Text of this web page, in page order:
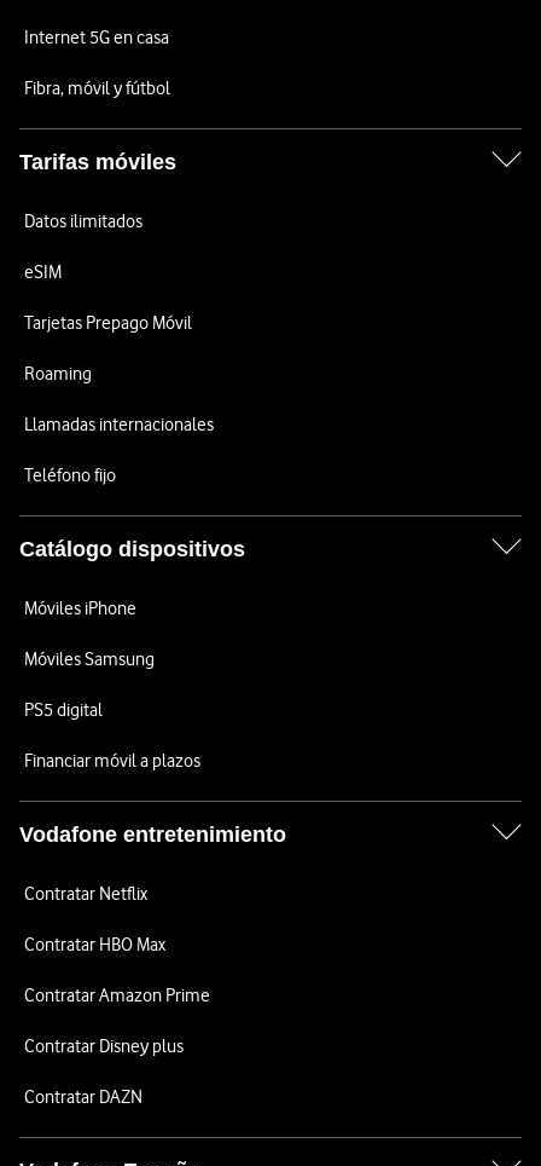
Internet 5G en casa
Fibra, móvil y fútbol
Tarifas móviles
Datos ilimitados
eSIM
Tarjetas Prepago Móvil
Roaming
Llamadas internacionales
Teléfono fijo
Catálogo dispositivos
Móviles iPhone
Móviles Samsung
PS5 digital
Financiar móvil a plazos
Vodafone entretenimiento
Contratar Netflix
Contratar HBO Max
Contratar Amazon Prime
Contratar Disney plus
Contratar DAZN